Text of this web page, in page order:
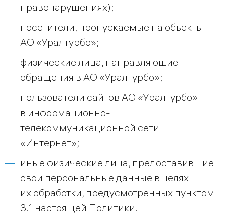
правонарушениях);
посетители, пропускаемые на объекты
АО «Уралтурбо»;
физические лица, направляющие
обращения в АО «Уралтурбо»;
пользователи сайтов АО «Уралтурбо»
в информационно-
телекоммуникационной сети
«Интернет»;
иные физические лица, предоставившие
свои персональные данные в целях
их обработки, предусмотренных пунктом
3.1 настоящей Политики.